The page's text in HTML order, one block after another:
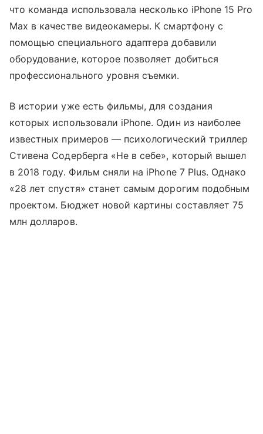
что команда использовала несколько iPhone 15 Pro
Max в качестве видеокамеры. К смартфону с
помощью специального адаптера добавили
оборудование, которое позволяет добиться
профессионального уровня съемки.
В истории уже есть фильмы, для создания
которых использовали iPhone. Один из наиболее
известных примеров — психологический триллер
Стивена Содерберга «Не в себе», который вышел
в 2018 году. Фильм сняли на iPhone 7 Plus. Однако
«28 лет спустя» станет самым дорогим подобным
проектом. Бюджет новой картины составляет 75
млн долларов.